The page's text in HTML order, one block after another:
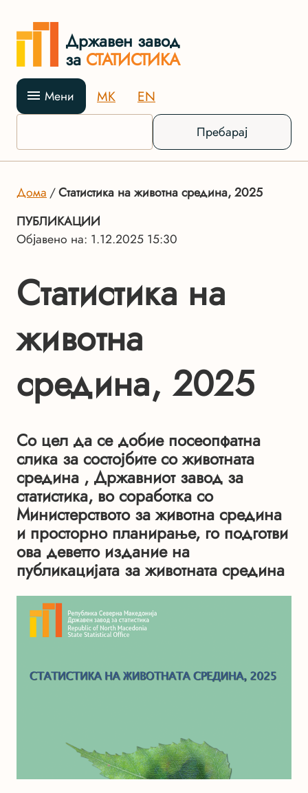
Државен завод
за СТАТИСТИКА
Мени MK EN
Пребарај
Дома
Статистика на животна средина, 2025
ПУБЛИКАЦИИ
Објавено на: 1.12.2025 15:30
Статистика на
животна
средина, 2025
Со цел да се добие посеопфатна
слика за состојбите со животната
средина , Државниот завод за
статистика, во соработка со
Министерството за животна средина
и просторно планирање, го подготви
ова деветто издание на
публикацијата за животната средина